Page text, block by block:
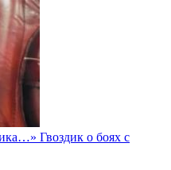
Гвоздик о боях с